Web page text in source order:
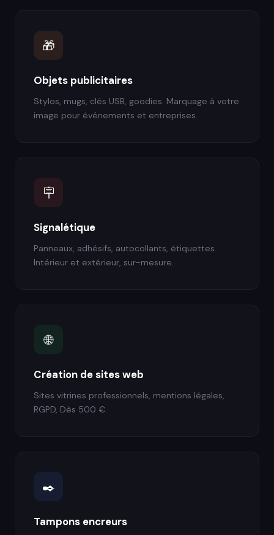
🎁
Objets publicitaires
Stylos, mugs, clés USB, goodies. Marquage à votre
image pour événements et entreprises.
🪧
Signalétique
Panneaux, adhésifs, autocollants, étiquettes.
Intérieur et extérieur, sur-mesure.
🌐
Création de sites web
Sites vitrines professionnels, mentions légales,
RGPD, Dès 500 €.
✒️
Tampons encreurs